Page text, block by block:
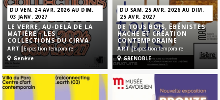
DU VEN. 24 AVR. 2026 AU DIM.
03 JANV. 2027
LE VERRE, AU-DELÀ DE LA
MATIÈRE - LES
COLLECTIONS DU CIRVA
ART |Exposition temporaire
Genève
DU SAM. 25 AVR. 2026 AU DIM.
25 AVR. 2027
DE TOUS BOIS, ÉBÉNISTES
HACHE ET CRÉATION
CONTEMPORAINE
ART |Exposition temporaire
GRENOBLE